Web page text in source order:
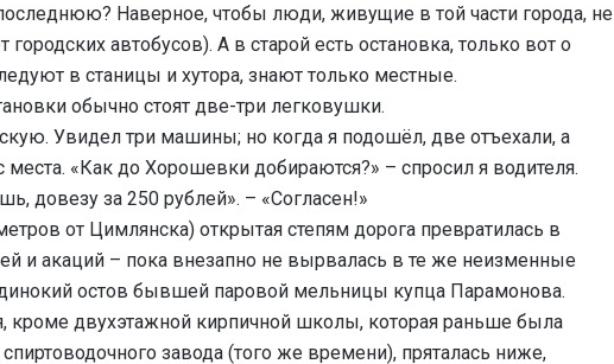
Наверное, чтобы люди, живущие в той части города, не
автобусов). А в старой есть остановка, только вот о
в станицы и хутора, знают только местные.
обычно стоят две-три легковушки.
Увидел три машины; но когда я подошёл, две отъехали, а
места. «Как до Хорошевки добираются?» – спросил я водителя.
довезу за 250 рублей». – «Согласен!»
от Цимлянска) открытая степям дорога превратилась в
и акаций – пока внезапно не вырвалась в те же неизменные
остов бывшей паровой мельницы купца Парамонова.
кроме двухэтажной кирпичной школы, которая раньше была
завода (того же времени), пряталась ниже,